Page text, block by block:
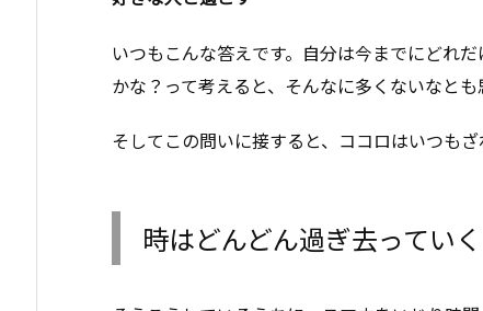
いつもこんな答えです。自分は今までにどれ
かな？って考えると、そんなに多くないなとも
そしてこの問いに接すると、ココロはいつもざ
時はどんどん過ぎ去っていく